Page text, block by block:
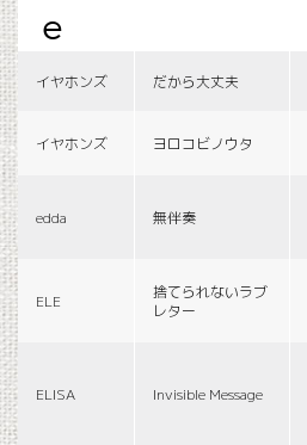
e
イヤホンズ だから大丈夫
イヤホンズ ヨロコビノウタ
edda 無伴奏
ELE
捨てられないラブ
レター
ELISA Invisible Message